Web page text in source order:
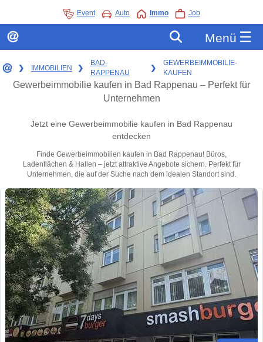
Event Auto Immo Job
Menü ☰
❯ IMMOBILIEN ❯
BAD-
RAPPENAU
❯
GEWERBEIMMOBILIE-
KAUFEN
Gewerbeimmobilie kaufen in Bad Rappenau – Perfekt für
Unternehmen
Jetzt eine Gewerbeimmobilie kaufen in Bad Rappenau
entdecken
Finde Gewerbeimmobilien kaufen in Bad Rappenau! Büros,
Ladenflächen & Hallen – jetzt attraktive Angebote sichern. Perfekt für
Unternehmen, die auf der Suche nach dem idealen Standort sind.